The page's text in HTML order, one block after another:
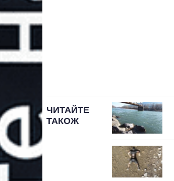
ЧИТАЙТЕ
ТАКОЖ